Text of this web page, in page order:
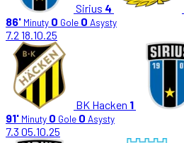
Sirius 4
86' Minuty 0 Gole 0 Asysty
7.2 18.10.25
BK Hacken 1
91' Minuty 0 Gole 0 Asysty
7.3 05.10.25